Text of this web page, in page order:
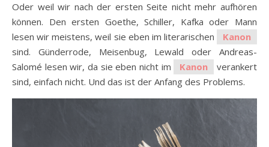
Oder weil wir nach der ersten Seite nicht mehr aufhören
können. Den ersten Goethe, Schiller, Kafka oder Mann
lesen wir meistens, weil sie eben im literarischen
Kanon
sind. Günderrode, Meisenbug, Lewald oder Andreas-
Salomé lesen wir, da sie eben nicht im
Kanon
verankert
sind, einfach nicht. Und das ist der Anfang des Problems.